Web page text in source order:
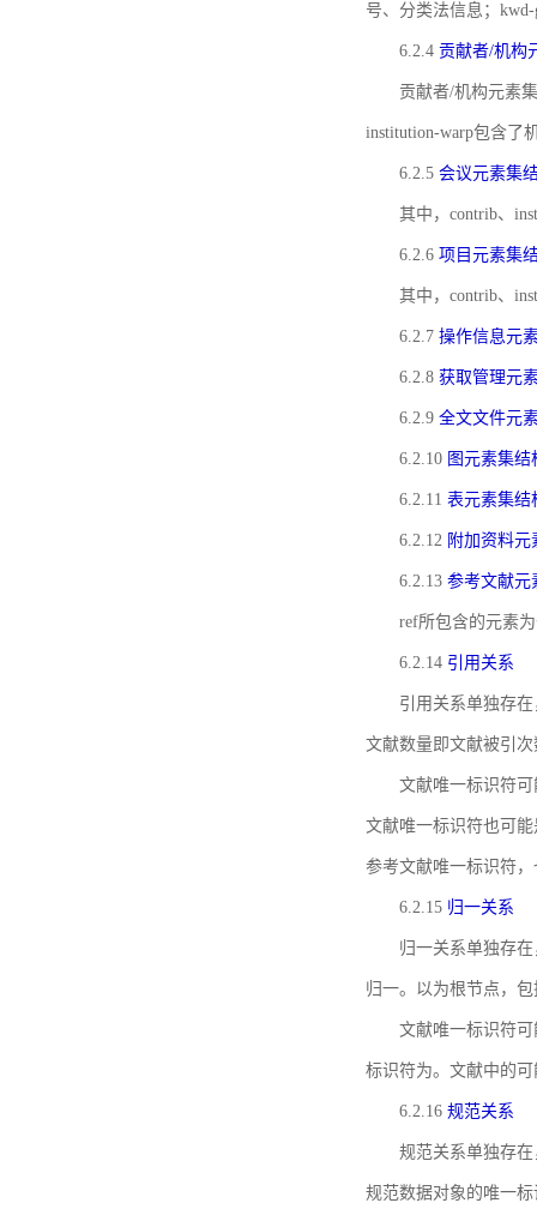
号、分类法信息；
6.2.4 贡献者/机构
贡献者/机构元素
institution-warp包含了
6.2.5 会议元素集
其中，contrib、
6.2.6 项目元素集
其中，contrib、
6.2.7 操作信息元
6.2.8 获取管理元
6.2.9 全文文件元
6.2.10 图元素集结
6.2.11 表元素集结
6.2.12 附加资料元
6.2.13 参考文献元
ref所包含的元素
6.2.14 引用关系
引用关系单独存
文献数量即文献被引
文献唯一标识符
文献唯一标识符也可
参考文献唯一标识符
6.2.15 归一关系
归一关系单独存
归一。以为根节点，
文献唯一标识符
标识符为。文献中的
6.2.16 规范关系
规范关系单独存
规范数据对象的唯一